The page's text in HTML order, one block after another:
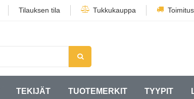
Tilauksen tila Tukkukauppa Toimitus
TEKIJÄT TUOTEMERKIT TYYPIT